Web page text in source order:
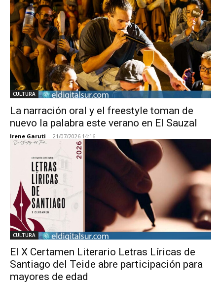
CULTURA
La narración oral y el freestyle toman de
nuevo la palabra este verano en El Sauzal
Irene Garuti - 21/07/2026 14:16
CULTURA
El X Certamen Literario Letras Líricas de
Santiago del Teide abre participación para
mayores de edad